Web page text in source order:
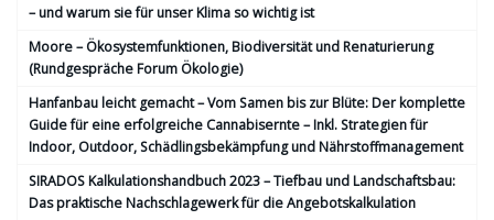
– und warum sie für unser Klima so wichtig ist
Moore – Ökosystemfunktionen, Bio­diversität und Renaturierung
(Rundgespräche Forum Ökologie)
Hanfanbau leicht gemacht – Vom Samen bis zur Blüte: Der komplette
Guide für eine erfolgreiche Cannabisernte – Inkl. Strategien für
Indoor, Outdoor, Schädlingsbekämpfung und Nährstoffmanagement
SIRADOS Kalkulationshandbuch 2023 – Tiefbau und Landschaftsbau:
Das praktische Nachschlagewerk für die Angebotskalkulation